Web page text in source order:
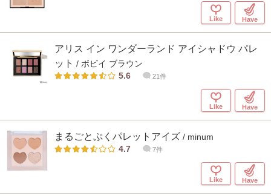
Like Have
アリス イン ワンダーランド アイシャドウ パレ
ット / ボビイ ブラウン
5.6
21件
Like Have
まるごとぷくパレットアイズ / minum
4.7
7件
Like Have